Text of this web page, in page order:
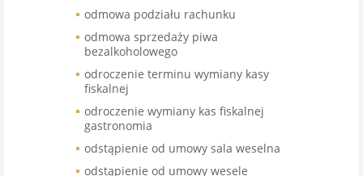
odmowa podziału rachunku
odmowa sprzedaży piwa
bezalkoholowego
odroczenie terminu wymiany kasy
fiskalnej
odroczenie wymiany kas fiskalnej
gastronomia
odstąpienie od umowy sala weselna
odstąpienie od umowy wesele